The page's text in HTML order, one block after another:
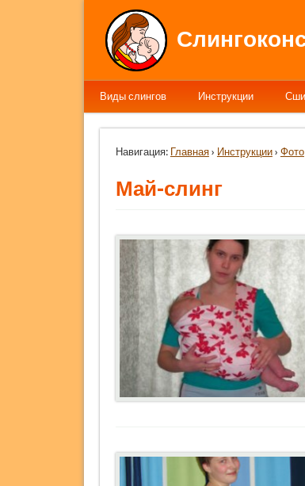
Виды слингов Инструкции
Навигация: Главная› Инструкции› Фото
Май-слинг